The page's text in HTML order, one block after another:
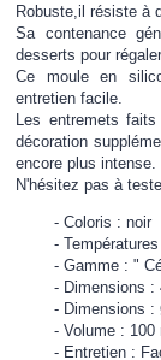
Robuste,il résiste à
Sa contenance
desserts pour
Ce moule en
entretien facile.
Les entremets
décoration
encore plus intense.
N'hésitez pas à
Coloris : noir
Gamme : "
Dimensions :
Dimensions
Volume : 100
Entretien :